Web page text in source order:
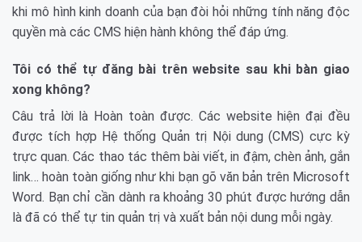
khi mô hình kinh doanh của bạn đòi hỏi những tính năng độc
quyền mà các CMS hiện hành không thể đáp ứng.
Tôi có thể tự đăng bài trên website sau khi bàn giao
xong không?
Câu trả lời là Hoàn toàn được. Các website hiện đại đều
được tích hợp Hệ thống Quản trị Nội dung (CMS) cực kỳ
trực quan. Các thao tác thêm bài viết, in đậm, chèn ảnh, gắn
link… hoàn toàn giống như khi bạn gõ văn bản trên Microsoft
Word. Bạn chỉ cần dành ra khoảng 30 phút được hướng dẫn
là đã có thể tự tin quản trị và xuất bản nội dung mỗi ngày.